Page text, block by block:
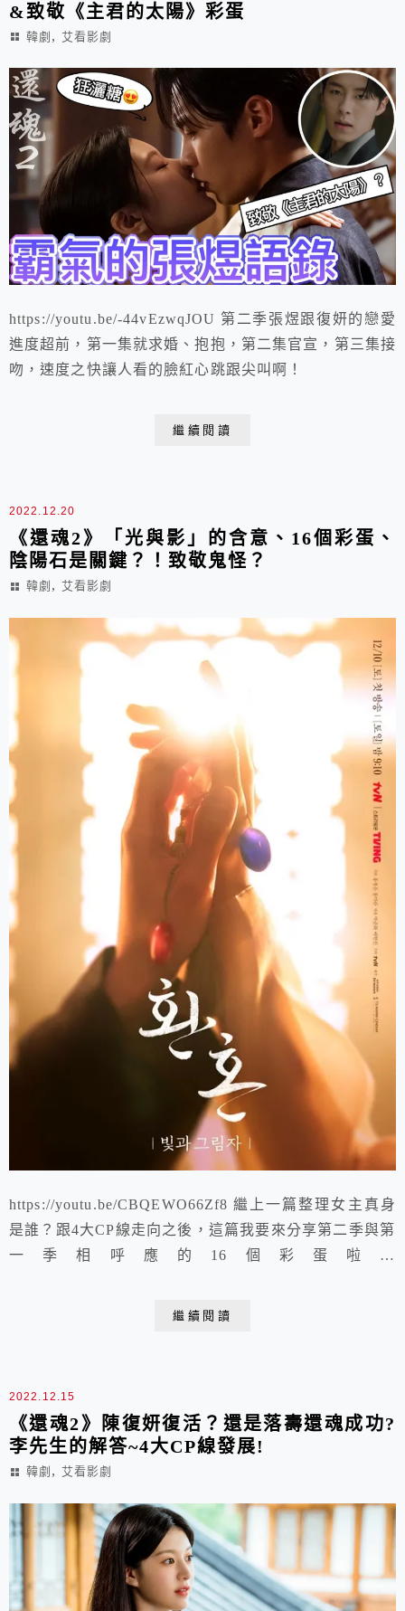
&致敬《主君的太陽》彩蛋
韓劇 , 艾看影劇
https://youtu.be/-44vEzwqJOU 第二季張煜跟復妍的戀愛
進度超前，第一集就求婚、抱抱，第二集官宣，第三集接
吻，速度之快讓人看的臉紅心跳跟尖叫啊！
繼續閱讀
2022.12.20
《還魂2》「光與影」的含意、16個彩蛋、
陰陽石是關鍵？！致敬鬼怪？
韓劇 , 艾看影劇
https://youtu.be/CBQEWO66Zf8 繼上一篇整理女主真身
是誰？跟4大CP線走向之後，這篇我要來分享第二季與第
一季相呼應的16個彩蛋啦！
繼續閱讀
2022.12.15
《還魂2》陳復妍復活？還是落壽還魂成功?
李先生的解答~4大CP線發展!
韓劇 , 艾看影劇